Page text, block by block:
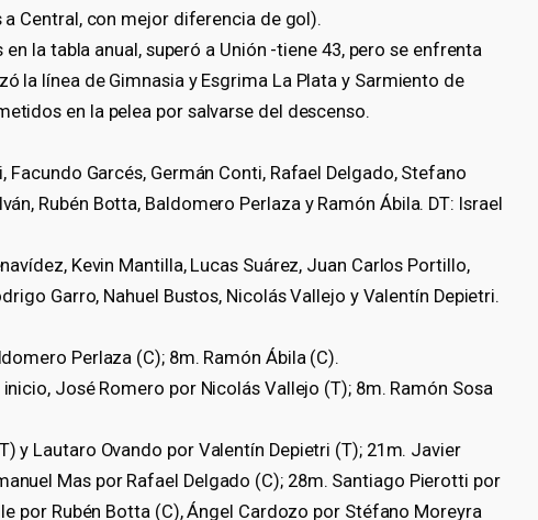
Central, con mejor diferencia de gol).
la tabla anual, superó a Unión -tiene 43, pero se enfrenta
la línea de Gimnasia y Esgrima La Plata y Sarmiento de
en la pelea por salvarse del descenso.
Facundo Garcés, Germán Conti, Rafael Delgado, Stefano
Rubén Botta, Baldomero Perlaza y Ramón Ábila. DT: Israel
Kevin Mantilla, Lucas Suárez, Juan Carlos Portillo,
Garro, Nahuel Bustos, Nicolás Vallejo y Valentín Depietri.
Perlaza (C); 8m. Ramón Ábila (C).
José Romero por Nicolás Vallejo (T); 8m. Ramón Sosa
y Lautaro Ovando por Valentín Depietri (T); 21m. Javier
Mas por Rafael Delgado (C); 28m. Santiago Pierotti por
por Rubén Botta (C), Ángel Cardozo por Stéfano Moreyra